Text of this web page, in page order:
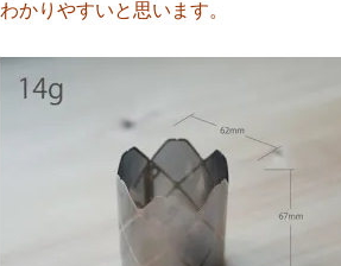
わかりやすいと思います。